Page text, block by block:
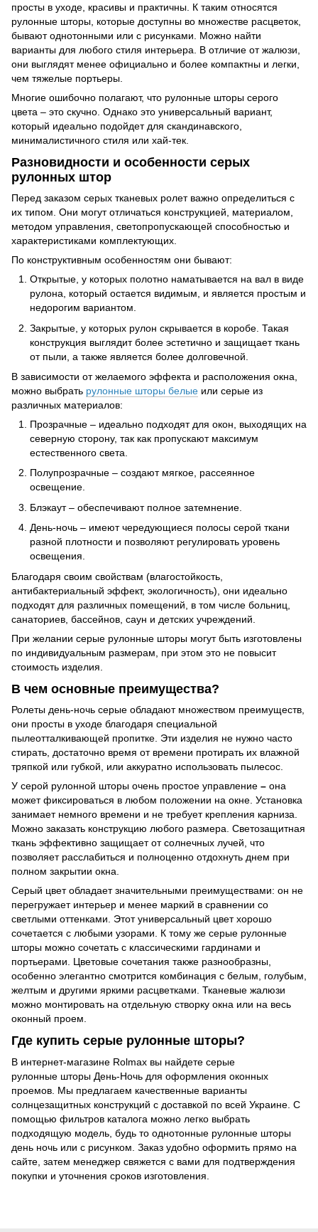
просты в уходе, красивы и практичны. К таким относятся
рулонные шторы, которые доступны во множестве расцветок,
бывают однотонными или с рисунками. Можно найти
варианты для любого стиля интерьера. В отличие от жалюзи,
они выглядят менее официально и более компактны и легки,
чем тяжелые портьеры.
Многие ошибочно полагают, что рулонные шторы серого
цвета – это скучно. Однако это универсальный вариант,
который идеально подойдет для скандинавского,
минималистичного стиля или хай-тек.
Разновидности и особенности серых
рулонных штор
Перед заказом серых тканевых ролет важно определиться с
их типом. Они могут отличаться конструкцией, материалом,
методом управления, светопропускающей способностью и
характеристиками комплектующих.
По конструктивным особенностям они бывают:
Открытые, у которых полотно наматывается на вал в виде
рулона, который остается видимым, и является простым и
недорогим вариантом.
Закрытые, у которых рулон скрывается в коробе. Такая
конструкция выглядит более эстетично и защищает ткань
от пыли, а также является более долговечной.
В зависимости от желаемого эффекта и расположения окна,
можно выбрать рулонные шторы белые или серые из
различных материалов:
Прозрачные – идеально подходят для окон, выходящих на
северную сторону, так как пропускают максимум
естественного света.
Полупрозрачные – создают мягкое, рассеянное
освещение.
Блэкаут – обеспечивают полное затемнение.
День-ночь – имеют чередующиеся полосы серой ткани
разной плотности и позволяют регулировать уровень
освещения.
Благодаря своим свойствам (влагостойкость,
антибактериальный эффект, экологичность), они идеально
подходят для различных помещений, в том числе больниц,
санаториев, бассейнов, саун и детских учреждений.
При желании серые рулонные шторы могут быть изготовлены
по индивидуальным размерам, при этом это не повысит
стоимость изделия.
В чем основные преимущества?
Ролеты день-ночь серые обладают множеством преимуществ,
они просты в уходе благодаря специальной
пылеотталкивающей пропитке. Эти изделия не нужно часто
стирать, достаточно время от времени протирать их влажной
тряпкой или губкой, или аккуратно использовать пылесос.
У серой рулонной шторы очень простое управление – она
может фиксироваться в любом положении на окне. Установка
занимает немного времени и не требует крепления карниза.
Можно заказать конструкцию любого размера. Светозащитная
ткань эффективно защищает от солнечных лучей, что
позволяет расслабиться и полноценно отдохнуть днем при
полном закрытии окна.
Серый цвет обладает значительными преимуществами: он не
перегружает интерьер и менее маркий в сравнении со
светлыми оттенками. Этот универсальный цвет хорошо
сочетается с любыми узорами. К тому же серые рулонные
шторы можно сочетать с классическими гардинами и
портьерами. Цветовые сочетания также разнообразны,
особенно элегантно смотрится комбинация с белым, голубым,
желтым и другими яркими расцветками. Тканевые жалюзи
можно монтировать на отдельную створку окна или на весь
оконный проем.
Где купить серые рулонные шторы?
В интернет-магазине Rolmax вы найдете серые
рулонные шторы День-Ночь для оформления оконных
проемов. Мы предлагаем качественные варианты
солнцезащитных конструкций с доставкой по всей Украине. С
помощью фильтров каталога можно легко выбрать
подходящую модель, будь то однотонные рулонные шторы
день ночь или с рисунком. Заказ удобно оформить прямо на
сайте, затем менеджер свяжется с вами для подтверждения
покупки и уточнения сроков изготовления.